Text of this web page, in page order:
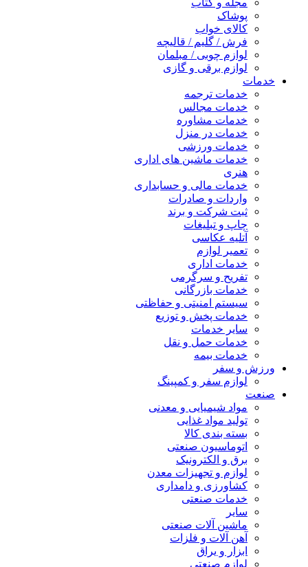
مجله و کتاب
پوشاک
کالای خواب
فرش / گلیم / قالیچه
لوازم چوبی / مبلمان
لوازم برقی و گازی
خدمات
خدمات ترجمه
خدمات مجالس
خدمات مشاوره
خدمات در منزل
خدمات ورزشی
خدمات ماشین های اداری
هنری
خدمات مالی و حسابداری
واردات و صادرات
ثبت شرکت و برند
چاپ و تبلیغات
آتلیه عکاسی
تعمیر لوازم
خدمات اداری
تفریح و سرگرمی
خدمات بازرگانی
سیستم امنیتی و حفاظتی
خدمات پخش و توزیع
سایر خدمات
خدمات حمل و نقل
خدمات بیمه
ورزش و سفر
لوازم سفر و کمپینگ
صنعت
مواد شیمیایی و معدنی
تولید مواد غذایی
بسته بندی کالا
اتوماسیون صنعتی
برق و الکترونیک
لوازم و تجهیزات معدن
کشاورزی و دامداری
خدمات صنعتی
سایر
ماشین آلات صنعتی
آهن آلات و فلزات
ابزار و یراق
لوازم صنعتی